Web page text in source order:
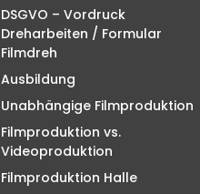
DSGVO – Vordruck
Dreharbeiten / Formular
Filmdreh
Ausbildung
Unabhängige Filmproduktion
Filmproduktion vs.
Videoproduktion
Filmproduktion Halle